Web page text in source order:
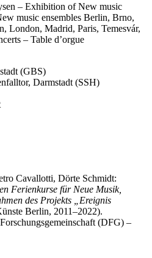
– Exhibition of New music
music ensembles Berlin, Brno,
London, Madrid, Paris, Temesvár,
– Table d’orgue
(GBS)
Darmstadt (SSH)
Cavallotti, Dörte Schmidt:
Ferienkurse für Neue Musik,
des Projekts „Ereignis
Berlin, 2011–2022).
(DFG) –